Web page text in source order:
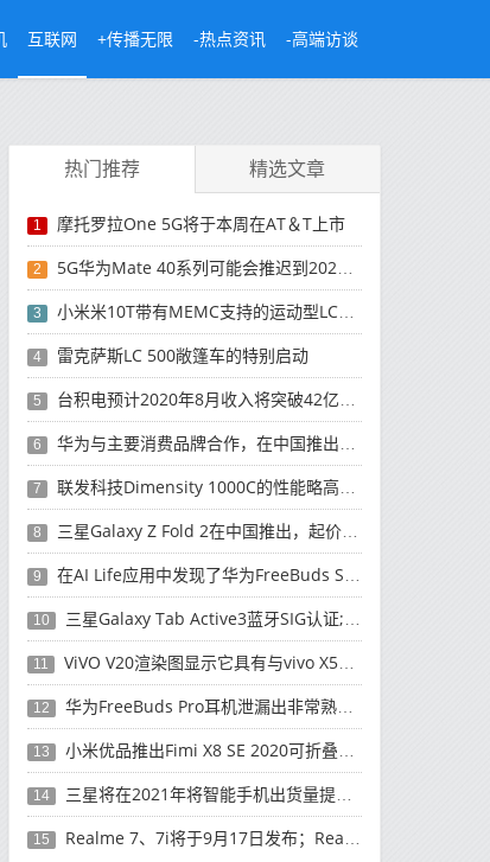
互联网 +传播无限 -热点资讯 -高端访谈
热门推荐 精选文章
1 摩托罗拉One 5G将于本周在AT＆T上市
2 5G华为Mate 40系列可能会推迟到2021年
3 小米米10T带有MEMC支持的运动型LCD屏幕
4 雷克萨斯LC 500敞篷车的特别启动
5 台积电预计2020年8月收入将突破42亿美元，创历史新高
6 华为与主要消费品牌合作，在中国推出采用HarmonyOS 2.0的智能家居产品
7 联发科技Dimensity 1000C的性能略高于Snapdragon 765G
8 三星Galaxy Z Fold 2在中国推出，起价为16,999元
9 在AI Life应用中发现了华为FreeBuds Studio耳机
10 三星Galaxy Tab Active3蓝牙SIG认证; 发布可能快要结束了
11 ViVO V20渲染图显示它具有与vivo X50 Pro类似的后部设计
12 华为FreeBuds Pro耳机泄漏出非常熟悉的设计
13 小米优品推出Fimi X8 SE 2020可折叠无人机
14 三星将在2021年将智能手机出货量提高至3亿部
15 Realme 7、7i将于9月17日发布；Realme 7i的完整规格并导致泄漏